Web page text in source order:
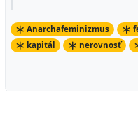
Anarchafeminizmus
kapitál
nerovnosť